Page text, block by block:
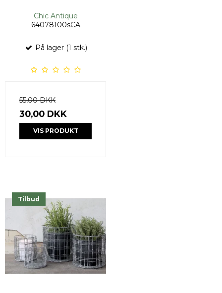
Chic Antique
64078100sCA
På lager (1 stk.)
55,00 DKK
30,00 DKK
VIS PRODUKT
Tilbud